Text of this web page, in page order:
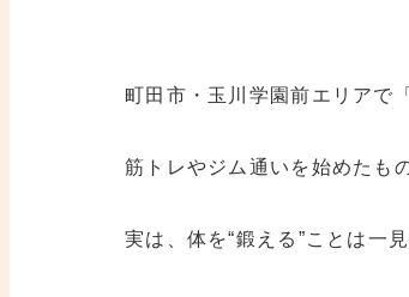
町田市・玉川学園前エリアで
筋トレやジム通いを始めたも
実は、体を“鍛える”ことは一